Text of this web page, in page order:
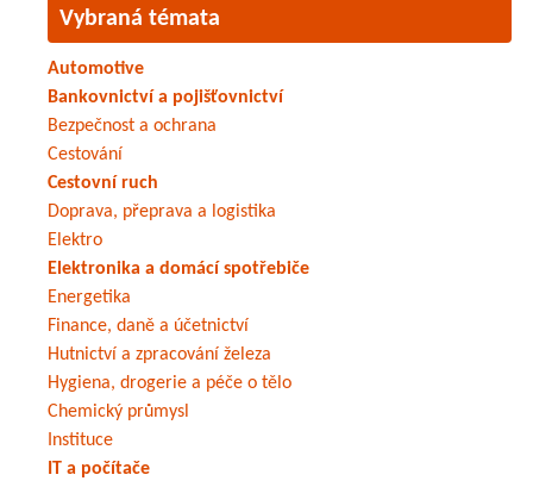
Vybraná témata
Automotive
Bankovnictví a pojišťovnictví
Bezpečnost a ochrana
Cestování
Cestovní ruch
Doprava, přeprava a logistika
Elektro
Elektronika a domácí spotřebiče
Energetika
Finance, daně a účetnictví
Hutnictví a zpracování železa
Hygiena, drogerie a péče o tělo
Chemický průmysl
Instituce
IT a počítače